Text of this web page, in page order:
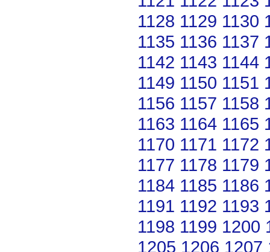
1128 1129 1130
1135 1136 1137
1142 1143 1144
1149 1150 1151
1156 1157 1158
1163 1164 1165
1170 1171 1172
1177 1178 1179
1184 1185 1186
1191 1192 1193
1198 1199 1200
1205 1206 1207